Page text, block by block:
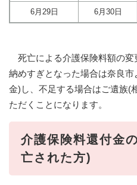
6月29日 6月30日
死亡による介護保険料額の変
納めすぎとなった場合は奈良
金)し、不足する場合はご遺族(
ただくことになります。
介護保険料還付金
亡された方)